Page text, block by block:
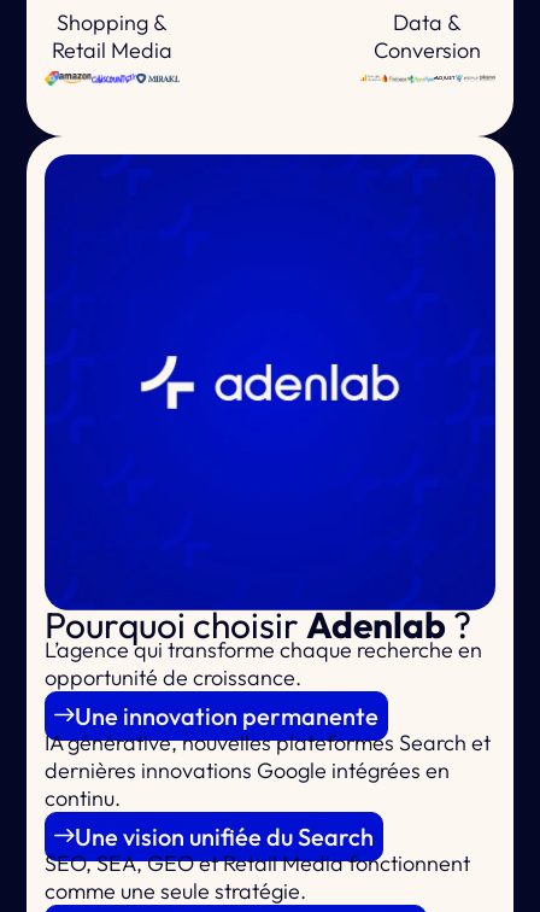
Shopping &
Retail Media
Data &
Conversion
Pourquoi choisirAdenlab?
L’agence quitransforme chaque recherche en
opportunité de croissance.
Une innovation permanente
IA générative, nouvelles plateformes Search et
dernières innovations Google intégrées en
continu.
Une vision unifiée du Search
SEO, SEA, GEO et Retail Media fonctionnent
comme une seule stratégie.